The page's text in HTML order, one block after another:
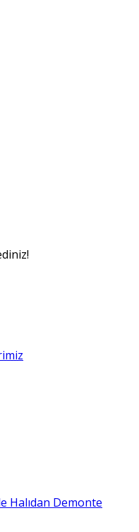
Halıdan Demonte